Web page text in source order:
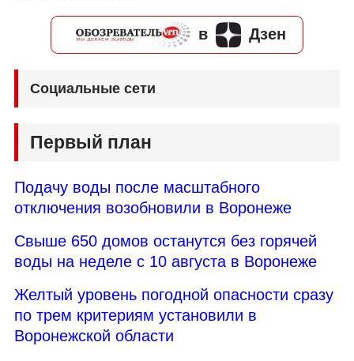
в Дзен
Социальные сети
Первый план
Подачу воды после масштабного
отключения возобновили в Воронеже
Свыше 650 домов останутся без горячей
воды на неделе с 10 августа в Воронеже
Желтый уровень погодной опасности сразу
по трем критериям установили в
Воронежской области